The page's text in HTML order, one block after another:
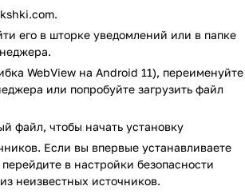
антивирусом VirusTotal. В
заражения файлов не выявлено.
его в шторке уведомлений или в папке
WebView на Android 11), переименуйте
или попробуйте загрузить файл
файл, чтобы начать установку
Если вы впервые устанавливаете
в настройки безопасности
неизвестных источников.